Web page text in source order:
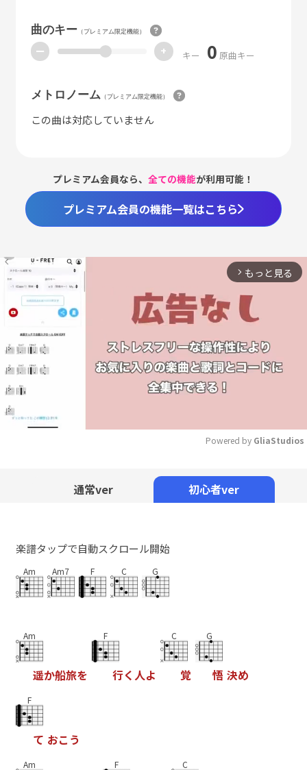
曲のキー（プレミアム限定機能）
ー + キー 0 原曲キー
メトロノーム （プレミアム限定機能）
この曲は対応していません
プレミアム会員なら、全ての機能が利用可能！
プレミアム会員の機能一覧はこちら
arrow_forward_ios もっと見る
Powered by GliaStudios
通常ver 初心者ver
楽譜タップで自動スクロール開始
Am Am7 F C G
Am
遥か船旅を
F
行く人よ
C
覚
G
悟 決め
F
て おこ う
Am F C